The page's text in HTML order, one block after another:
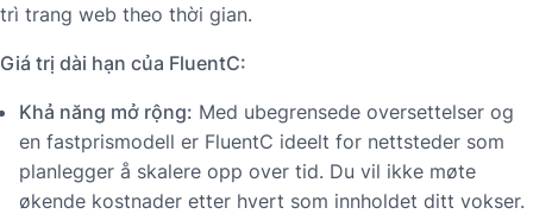
trì trang web theo thời gian.
Giá trị dài hạn của FluentC:
Khả năng mở rộng: Med ubegrensede oversettelser og
en fastprismodell er FluentC ideelt for nettsteder som
planlegger å skalere opp over tid. Du vil ikke møte
økende kostnader etter hvert som innholdet ditt vokser.